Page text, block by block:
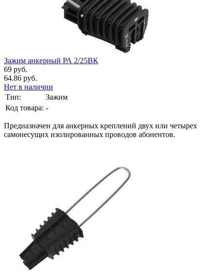
Зажим анкерный РА 2/25ВК
69 руб.
64.86 руб.
Нет в наличии
Тип:
Зажим
Код товара: -
Предназначен для анкерных креплений двух или четырех
самонесущих изолированных проводов абонентов.